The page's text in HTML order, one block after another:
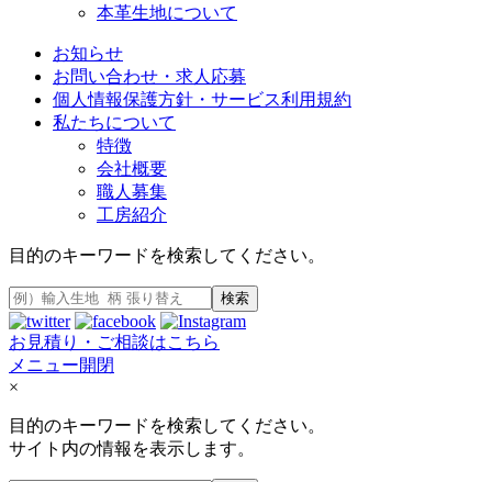
本革生地について
お知らせ
お問い合わせ・求人応募
個人情報保護方針・サービス利用規約
私たちについて
特徴
会社概要
職人募集
工房紹介
目的のキーワードを検索してください。
検索
お見積り・ご相談はこちら
メニュー開閉
×
目的のキーワードを検索してください。
サイト内の情報を表示します。